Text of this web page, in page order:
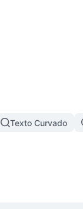
Texto Curvado